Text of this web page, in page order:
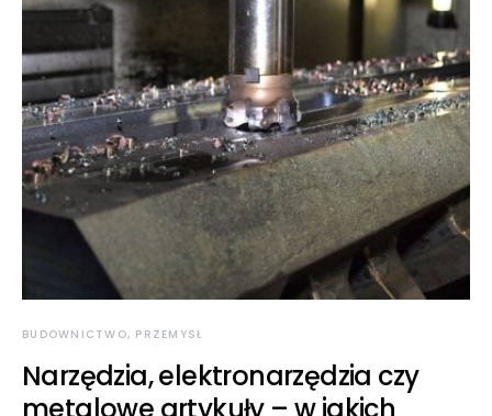
BUDOWNICTWO, PRZEMYSŁ
Narzędzia, elektronarzędzia czy